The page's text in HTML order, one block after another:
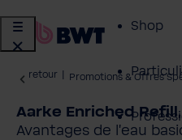
Shop
retour Promotions & Offres
Aarke Enriched
Avantages de l'eau